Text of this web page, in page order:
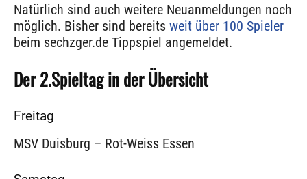
Natürlich sind auch weitere Neuanmeldungen noch
möglich. Bisher sind bereits weit über 100 Spieler
beim sechzger.de Tippspiel angemeldet.
Der 2.Spieltag in der Übersicht
Freitag
MSV Duisburg – Rot-Weiss Essen